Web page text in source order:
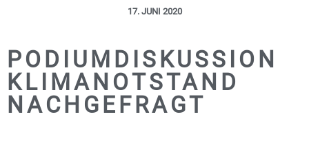
17. JUNI 2020
PODIUMDISKUSSION
KLIMANOTSTAND
NACHGEFRAGT